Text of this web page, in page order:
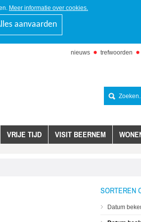
Meer informatie over cookies.
aanvaarden
nieuws trefwoorden
VRIJE TIJD VISIT BEERNEM
SORTEREN
Datum